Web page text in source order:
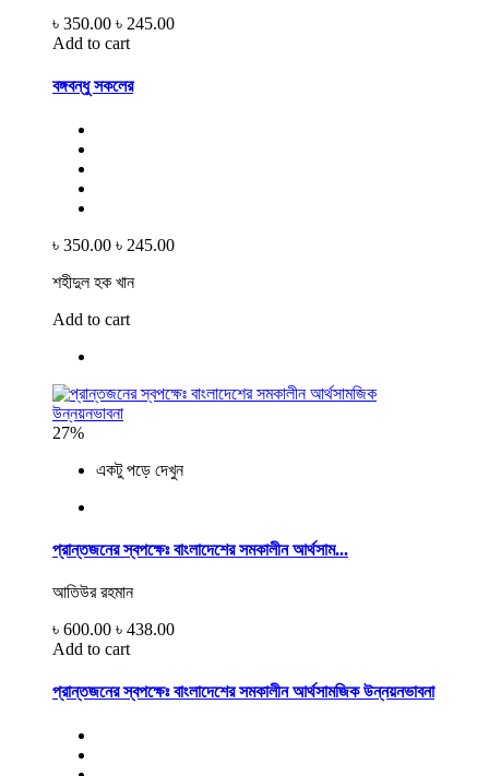
৳ 350.00 ৳ 245.00
Add to cart
বঙ্গবন্ধু সকলের
৳ 350.00 ৳ 245.00
শহীদুল হক খান
Add to cart
27%
একটু পড়ে দেখুন
প্রান্তজনের স্বপক্ষেঃ বাংলাদেশের সমকালীন আর্থসাম...
আতিউর রহমান
৳ 600.00 ৳ 438.00
Add to cart
প্রান্তজনের স্বপক্ষেঃ বাংলাদেশের সমকালীন আর্থসামজিক উন্নয়নভাবনা